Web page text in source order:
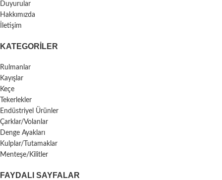
Duyurular
Hakkımızda
İletişim
KATEGORILER
Rulmanlar
Kayışlar
Keçe
Tekerlekler
Endüstriyel Ürünler
Çarklar/Volanlar
Denge Ayakları
Kulplar/Tutamaklar
Menteşe/Kilitler
FAYDALI SAYFALAR